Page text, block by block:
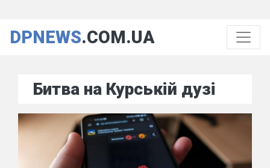
DPNEWS.COM.UA
Битва на Курській дузі